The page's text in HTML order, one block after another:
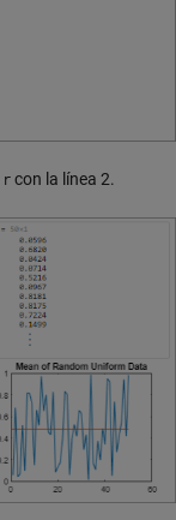
r con la línea 2.